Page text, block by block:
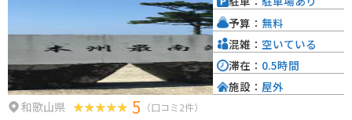
に登録されている「紀伊山地の霊場と参詣道」の一部である「根來寺」や、
国の史跡に指定されている「粉河寺」など、歴史的な観光スポットも点在し
ています。 道の駅 瀧之拝太郎は、豊かな自然と歴史を感じながら、地元の美
和歌山県 5 （口コミ2件）
予算： 無料
混雑： 空いている
滞在： 0.5時間
施設： 屋外